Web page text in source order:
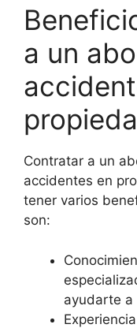
a un
Contratar a un
accidentes en
tener varios
son:
ayudarte a